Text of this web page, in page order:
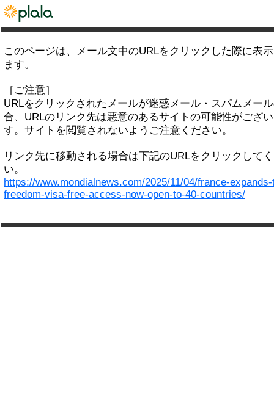
このページは、メール文中のURLをクリックした際に表
ます。
［ご注意］
URLをクリックされたメールが迷惑メール・スパムメー
合、URLのリンク先は悪意のあるサイトの可能性がござ
す。サイトを閲覧されないようご注意ください。
リンク先に移動される場合は下記のURLをクリックして
い。
https://www.mondialnews.com/2025/11/04/france-
freedom-visa-free-access-now-open-to-40-countries/